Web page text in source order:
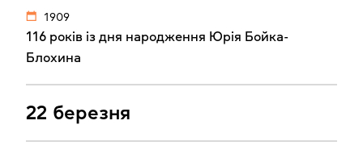
1909
116 років із дня народження Юрія Бойка-
Блохина
22 березня